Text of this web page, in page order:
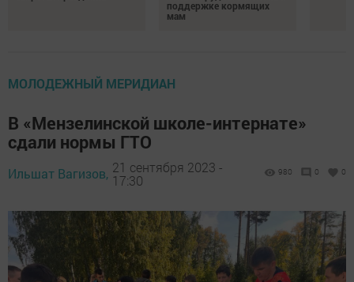
поддержке кормящих
мам
МОЛОДЕЖНЫЙ МЕРИДИАН
В «Мензелинской школе-интернате»
сдали нормы ГТО
Ильшат Вагизов, 21 сентября 2023 -
17:30
980 0 0